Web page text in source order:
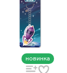
новинка